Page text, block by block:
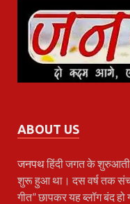
ABOUT US
जनपथहिंदी जगत के शुरुआती
शुरू हुआ था। दस वर्ष तक
गीत” छापकर यह ब्लॉग बंद